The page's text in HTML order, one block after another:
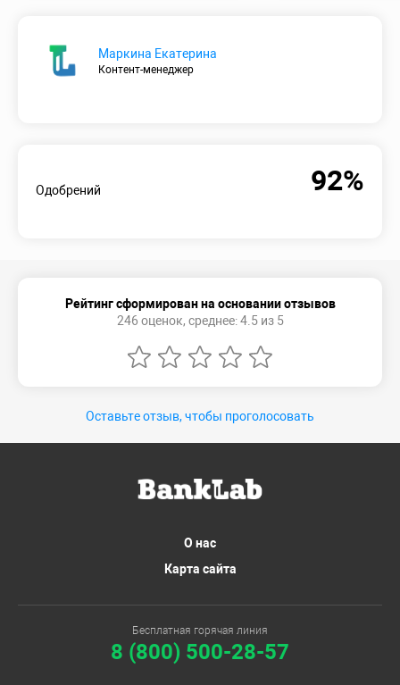
Маркина Екатерина
Контент-менеджер
Одобрений 92%
Рейтинг сформирован на основании отзывов
246 оценок, среднее: 4.5 из 5
Оставьте отзыв, чтобы проголосовать
О нас
Карта сайта
Бесплатная горячая линия
8 (800) 500-28-57